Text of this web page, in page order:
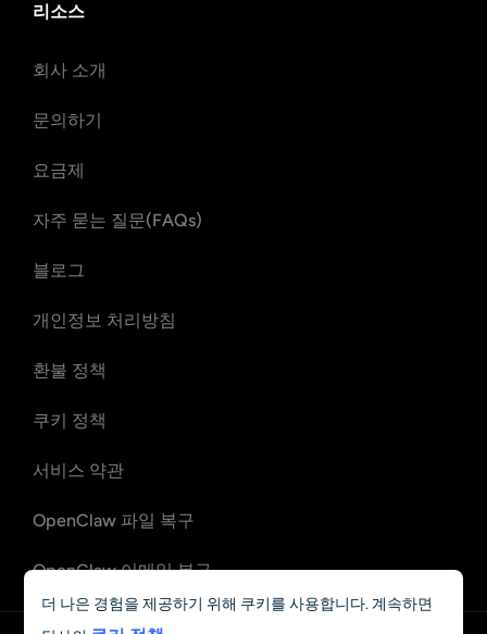
리소스
회사 소개
문의하기
요금제
자주 묻는 질문(FAQs)
블로그
개인정보 처리방침
환불 정책
쿠키 정책
서비스 약관
OpenClaw 파일 복구
OpenClaw 이메일 복구
더 나은 경험을 제공하기 위해 쿠키를 사용합니다. 계속하면